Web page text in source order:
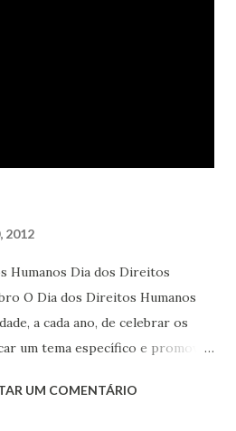
2012
Humanos Dia dos Direitos
O Dia dos Direitos Humanos
a cada ano, de celebrar os
um tema específico e promover
ano, o foco é sobre os direitos
UM COMENTÁRIO